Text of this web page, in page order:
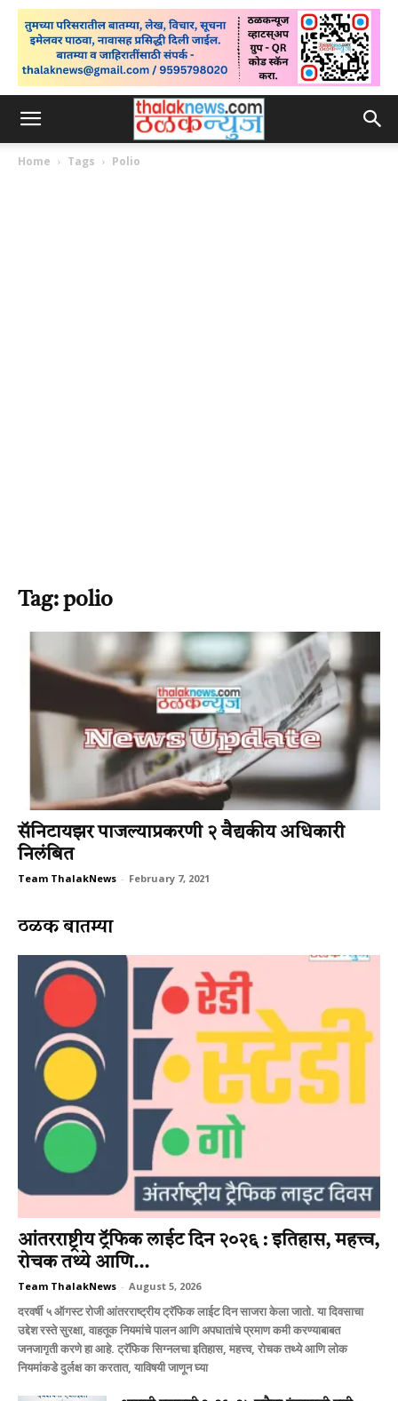
Home Tags Polio
Tag: polio
सॅनिटायझर पाजल्याप्रकरणी २ वैद्यकीय अधिकारी
निलंबित
Team ThalakNews - February 7, 2021
ठळक बातम्या
आंतरराष्ट्रीय ट्रॅफिक लाईट दिन २०२६ : इतिहास, महत्त्व,
रोचक तथ्ये आणि...
Team ThalakNews - August 5, 2026
दरवर्षी ५ ऑगस्ट रोजी आंतरराष्ट्रीय ट्रॅफिक लाईट दिन साजरा केला जातो. या दिवसाचा
उद्देश रस्ते सुरक्षा, वाहतूक नियमांचे पालन आणि अपघातांचे प्रमाण कमी करण्याबाबत
जनजागृती करणे हा आहे. ट्रॅफिक सिग्नलचा इतिहास, महत्त्व, रोचक तथ्ये आणि लोक
नियमांकडे दुर्लक्ष का करतात, याविषयी जाणून घ्या